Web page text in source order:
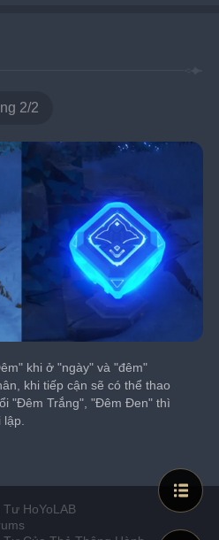
2/2
khi ở "ngày" và "đêm"
khi tiếp cận sẽ có thể thao
"Đêm Trắng", "Đêm Đen" thì
HoYoLAB